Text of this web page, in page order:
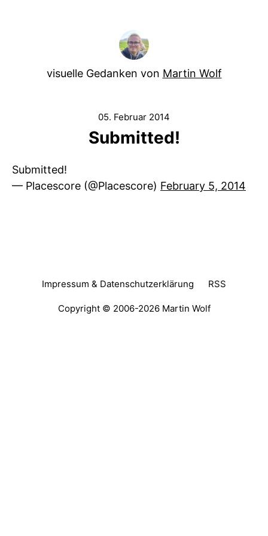
visuelle Gedanken von Martin Wolf
05. Februar 2014
Submitted!
Submitted!
— Placescore (@Placescore) February 5, 2014
Impressum & Datenschutzerklärung RSS
Copyright © 2006-2026 Martin Wolf